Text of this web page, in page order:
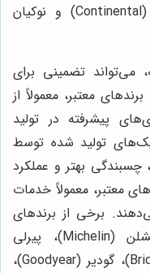
گودیر (Goodyear)، کانتیننتال (Continental) و نوکیان
می‌تواند تضمینی برای
معتبر، معمولاً از
پیشرفته در تولید
تولید شده توسط
چسبندگی بهتر و عملکرد
معتبر، معمولاً خدمات
برخی از برندهای
معتبر لاستیک عبارتند از میشلن (Michelin)، پیرلی
(Pirelli)، بریجستون (Bridgestone)، گودیر (Goodyear)،